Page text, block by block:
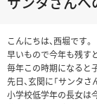
こんにちは、西堀です。
早いもので今年も残す
毎年この時期になると
先日、玄関に「サンタ
小学校低学年の長女は